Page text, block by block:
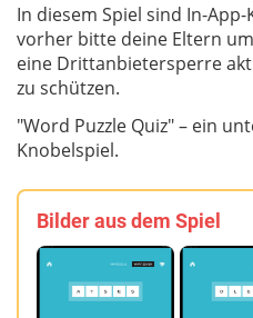
In diesem Spiel sind In-
vorher bitte deine Eltern
eine Drittanbietersperre
zu schützen.
"Word Puzzle Quiz" – ein
Knobelspiel.
Bilder aus dem Spiel